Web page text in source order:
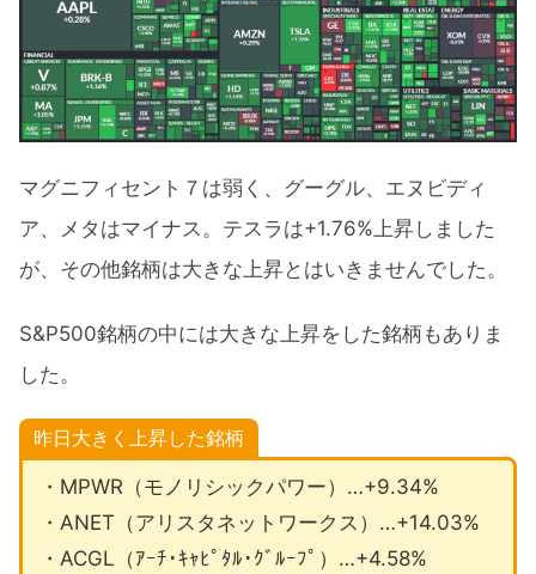
マグニフィセント７は弱く、グーグル、エヌビディ
ア、メタはマイナス。テスラは+1.76%上昇しました
が、その他銘柄は大きな上昇とはいきませんでした。
S&P500銘柄の中には大きな上昇をした銘柄もありま
した。
昨日大きく上昇した銘柄
・MPWR（モノリシックパワー）…+9.34%
・ANET（アリスタネットワークス）…+14.03%
・ACGL（ｱｰﾁ･ｷｬﾋﾟﾀﾙ･ｸﾞﾙｰﾌﾟ）…+4.58%